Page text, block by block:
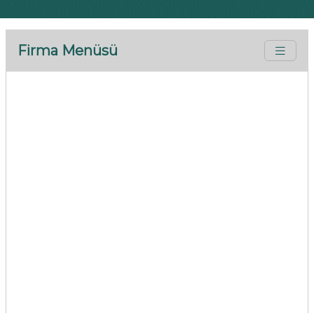
Firma Menüsü